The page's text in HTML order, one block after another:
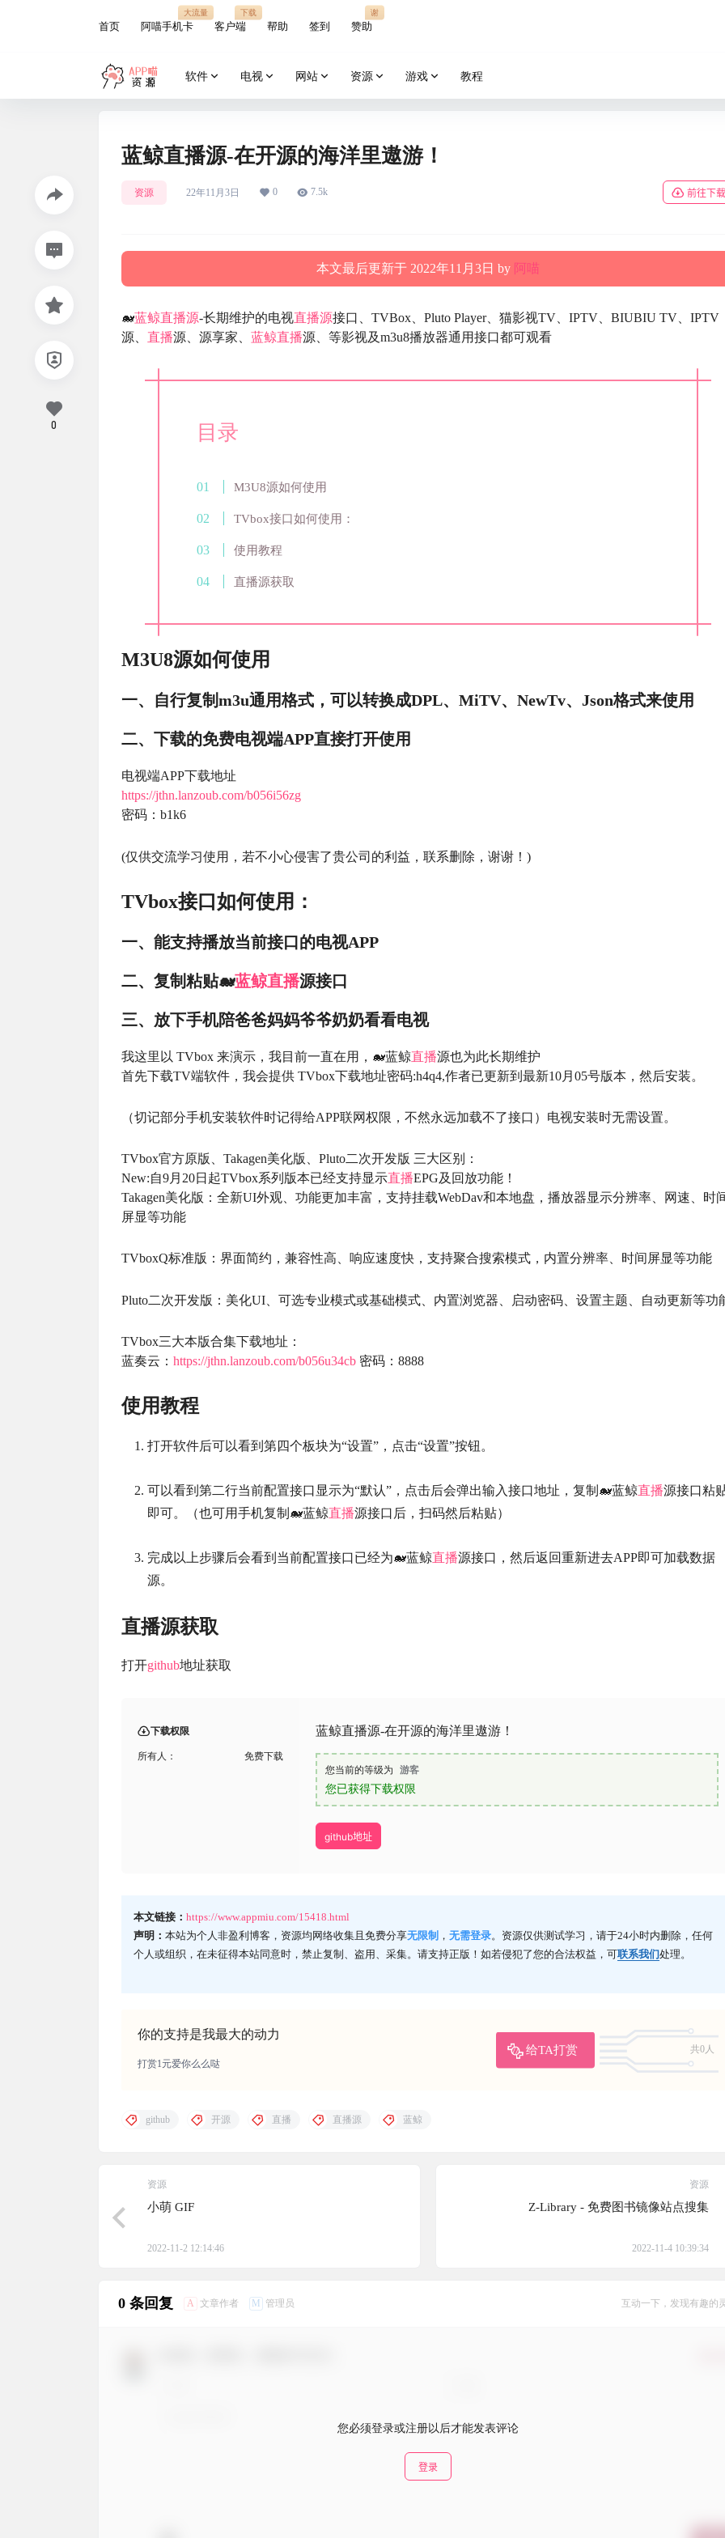
首页 阿喵手机卡
大流量
客户端
下载
帮助 签到 赞助
谢
软件 电视 网站 资源 游戏 教程
蓝鲸直播源-在开源的海洋里遨游！
资源 22年11月3日 0 7.5k 前往下载
本文最后更新于 2022年11月3日 by 阿喵
🐋蓝鲸直播源-长期维护的电视直播源接口、TVBox、Pluto Player、猫影视TV、IPTV、BIUBIU TV、IPTV
源、 直播源、源享家、 蓝鲸直播源、等影视及m3u8播放器通用接口都可观看
目录
M3U8源如何使用
TVbox接口如何使用：
使用教程
直播源获取
M3U8源如何使用
一、自行复制m3u通用格式，可以转换成DPL、MiTV、NewTv、Json格式来使用
二、下载的免费电视端APP直接打开使用
电视端APP下载地址
https://jthn.lanzoub.com/b056i56zg
密码：b1k6
(仅供交流学习使用，若不小心侵害了贵公司的利益，联系删除，谢谢！)
TVbox接口如何使用：
一、能支持播放当前接口的电视APP
二、复制粘贴🐋蓝鲸直播源接口
三、放下手机陪爸爸妈妈爷爷奶奶看看电视
我这里以 TVbox 来演示，我目前一直在用，🐋蓝鲸直播源也为此长期维护
首先下载TV端软件，我会提供 TVbox下载地址密码:h4q4,作者已更新到最新10月05号版本，然后安装。
（切记部分手机安装软件时记得给APP联网权限，不然永远加载不了接口）电视安装时无需设置。
TVbox官方原版、Takagen美化版、Pluto二次开发版 三大区别：
New:自9月20日起TVbox系列版本已经支持显示直播EPG及回放功能！
Takagen美化版：全新UI外观、功能更加丰富，支持挂载WebDav和本地盘，播放器显示分辨率、网速、时
屏显等功能
TVboxQ标准版：界面简约，兼容性高、响应速度快，支持聚合搜索模式，内置分辨率、时间屏显等功能
Pluto二次开发版：美化UI、可选专业模式或基础模式、内置浏览器、启动密码、设置主题、自动更新等功
TVbox三大本版合集下载地址：
蓝奏云： https://jthn.lanzoub.com/b056u34cb 密码：8888
使用教程
打开软件后可以看到第四个板块为“设置”，点击“设置”按钮。
可以看到第二行当前配置接口显示为“默认”，点击后会弹出输入接口地址，复制🐋蓝鲸直播源接口粘
即可。（也可用手机复制🐋蓝鲸直播源接口后，扫码然后粘贴）
完成以上步骤后会看到当前配置接口已经为🐋蓝鲸直播源接口，然后返回重新进去APP即可加载数据
源。
直播源获取
打开github地址获取
下载权限
所有人： 免费下载
蓝鲸直播源-在开源的海洋里遨游！
您当前的等级为 游客
您已获得下载权限
github地址
本文链接： https://www.appmiu.com/15418.html
声明： 本站为个人非盈利博客，资源均网络收集且免费分享无限制 ， 无需登录。资源仅供测试学习，请于24小时内删除，任何
个人或组织，在未征得本站同意时，禁止复制、盗用、采集。请支持正版！如若侵犯了您的合法权益，可联系我们处理。
你的支持是我最大的动力
给TA打赏
共0人
打赏1元爱你么么哒
0
github 开源 直播 直播源 蓝鲸
资源
小萌 GIF
2022-11-2 12:14:46
资源
Z-Library - 免费图书镜像站点搜集
2022-11-4 10:39:34
0 条回复 A 文章作者 M 管理员 互动一下，发现有趣的
您必须登录或注册以后才能发表评论
登录